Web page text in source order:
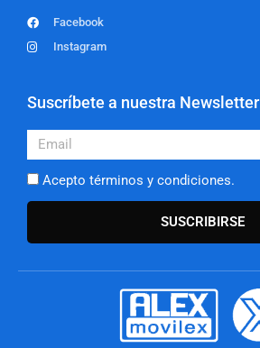
Facebook
Instagram
Suscríbete a nuestra Newsletter
Email
Acepto términos y condiciones.
SUSCRIBIRSE